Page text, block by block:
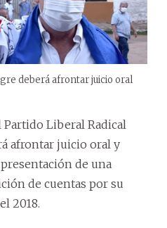
deberá afrontar juicio oral
Liberal Radical
afrontar juicio oral y
de una
de cuentas por su
2018.